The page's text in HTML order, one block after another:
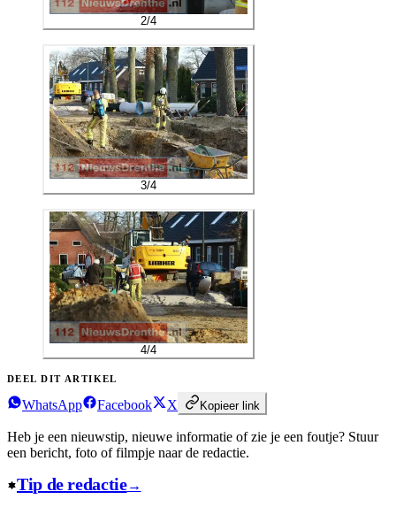
2/4
3/4
4/4
DEEL DIT ARTIKEL
WhatsApp Facebook X Kopieer link
Heb je een nieuwstip, nieuwe informatie of zie je een foutje? Stuur
een bericht, foto of filmpje naar de redactie.
Tip de redactie→